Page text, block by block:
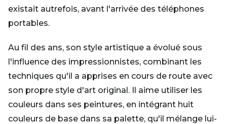
existait autrefois, avant l'arrivée des téléphones
portables.
Au fil des ans, son style artistique a évolué sous
l'influence des impressionnistes, combinant les
techniques qu'il a apprises en cours de route avec
son propre style d'art original. Il aime utiliser les
couleurs dans ses peintures, en intégrant huit
couleurs de base dans sa palette, qu'il mélange lui-